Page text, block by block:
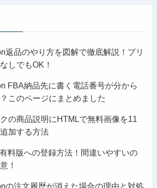
返品のやり方を図解で徹底解説！プリ
しでもOK！
FBA納品先に書く電話番号が分から
このページにまとめました
の商品説明にHTMLで無料画像を11
加する方法
料版への登録方法！間違いやすいの
！
の注文履歴が消えた場合の理由と対処